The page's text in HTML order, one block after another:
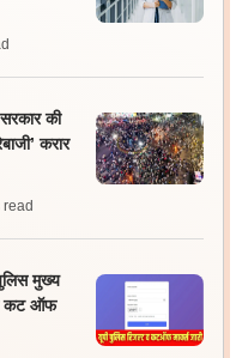
की
करार
read
मुख्य
व कट ऑफ